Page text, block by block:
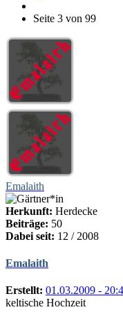
Seite 3 von 99
Emalaith
Herkunft: Herdecke
Beiträge: 50
Dabei seit: 12 / 2008
Emalaith
Erstellt: 01.03.2009 -
keltische Hochzeit